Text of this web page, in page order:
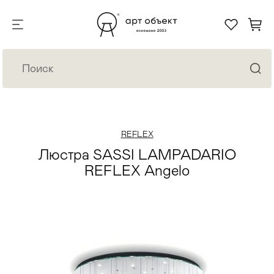
REFLEX
Люстра SASSI LAMPADARIO
REFLEX Angelo